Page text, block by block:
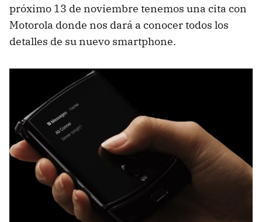
próximo 13 de noviembre tenemos una cita con
Motorola donde nos dará a conocer todos los
detalles de su nuevo smartphone.